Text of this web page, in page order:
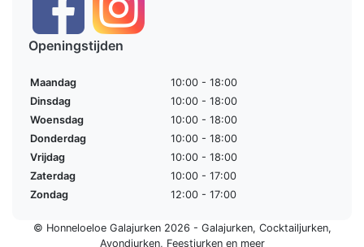
Openingstijden
Maandag
10:00 - 18:00
Dinsdag
10:00 - 18:00
Woensdag
10:00 - 18:00
Donderdag
10:00 - 18:00
Vrijdag
10:00 - 18:00
Zaterdag
10:00 - 17:00
Zondag
12:00 - 17:00
© Honneloeloe Galajurken 2026 - Galajurken, Cocktailjurken,
Avondjurken, Feestjurkenen meer